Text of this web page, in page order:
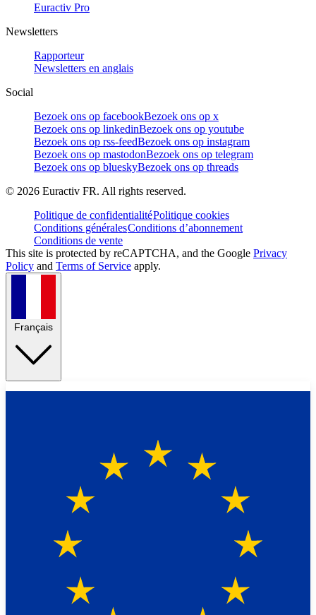
Euractiv Pro
Newsletters
Rapporteur
Newsletters en anglais
Social
Bezoek ons op facebookBezoek ons op x
Bezoek ons op linkedinBezoek ons op youtube
Bezoek ons op rss-feedBezoek ons op instagram
Bezoek ons op mastodonBezoek ons op telegram
Bezoek ons op blueskyBezoek ons op threads
© 2026 Euractiv FR. All rights reserved.
Politique de confidentialitéPolitique cookies
Conditions généralesConditions d’abonnement
Conditions de vente
This site is protected by reCAPTCHA, and the Google Privacy
Policy and Terms of Service apply.
Français